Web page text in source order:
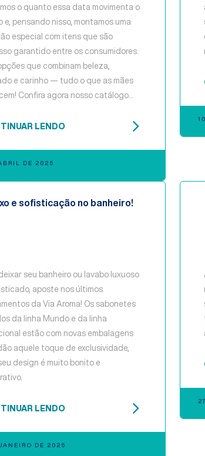
o quanto essa data movimenta o
e, pensando nisso, montamos uma
especial com itens que são
garantido entre os consumidores.
que combinam beleza,
e carinho — tudo o que as mães
Confira agora nosso catálogo
para impulsionar suas vendas
LENDO
DE 2025
e sofisticação no banheiro!
seu banheiro ou lavabo luxuoso
aposte nos últimos
da Via Aroma! Os sabonetes
da linha Mundo e da linha
estão com novas embalagens
aquele toque de exclusividade,
design é muito bonito e
LENDO
DE 2025